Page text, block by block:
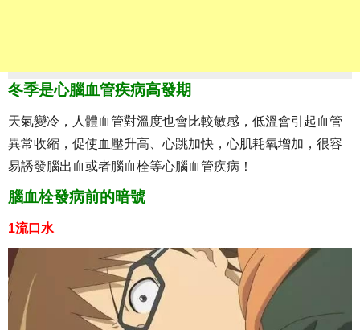
冬季是心腦血管疾病高發期
天氣變冷，人體血管對溫度也會比較敏感，低溫會引起血管
異常收縮，促使血壓升高、心跳加快，心肌耗氧增加，很容
易誘發腦出血或者腦血栓等心腦血管疾病！
腦血栓發病前的暗號
1流口水